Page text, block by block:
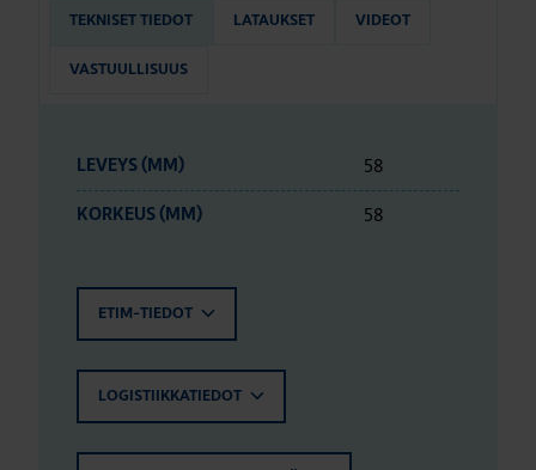
TEKNISET TIEDOT LATAUKSET VIDEOT
VASTUULLISUUS
LEVEYS (MM) 58
KORKEUS (MM) 58
ETIM-TIEDOT
LOGISTIIKKATIEDOT